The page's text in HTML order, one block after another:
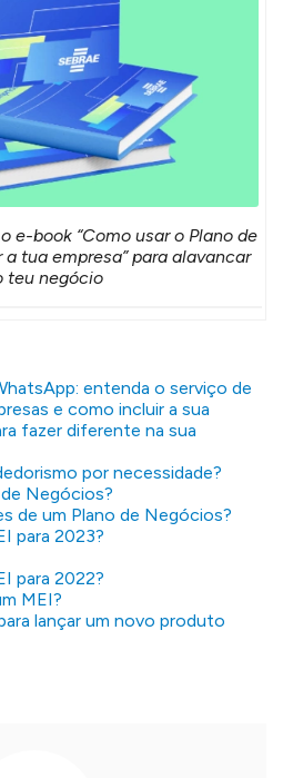
e-book “Como usar o Plano de
tua empresa” para alavancar
teu negócio
entenda o serviço de
e como incluir a sua
fazer diferente na sua
por necessidade?
Negócios?
de um Plano de Negócios?
para 2023?
para 2022?
MEI?
lançar um novo produto